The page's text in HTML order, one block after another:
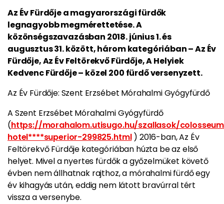
Az Év Fürdője a magyarországi fürdők
legnagyobb megmérettetése. A
közönségszavazásban 2018. június 1. és
augusztus 31. között, három kategóriában – Az Év
Fürdője, Az Év Feltörekvő Fürdője, A Helyiek
Kedvenc Fürdője – közel 200 fürdő versenyzett.
Az Év Fürdője: Szent Erzsébet Mórahalmi Gyógyfürdő
A Szent Erzsébet Mórahalmi Gyógyfürdő
(https://morahalom.utisugo.hu/szallasok/
hotel****superior-299825.html) 2016-ban, Az Év
Feltörekvő Fürdője kategóriában húzta be az első
helyet. Mivel a nyertes fürdők a győzelmüket követő
évben nem állhatnak rajthoz, a mórahalmi fürdő egy
év kihagyás után, eddig nem látott bravúrral tért
vissza a versenybe.